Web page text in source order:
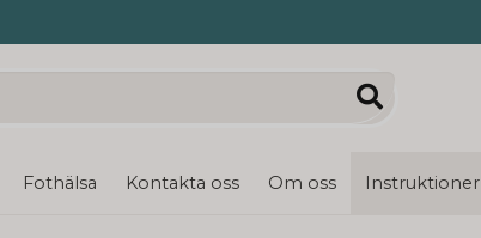
Fothälsa Kontakta oss Om oss Instruktioner